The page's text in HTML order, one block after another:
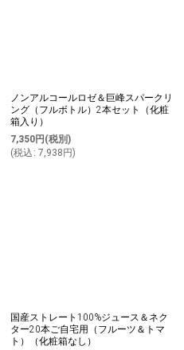
ノンアルコールロゼ＆巨峰スパークリ
ング（フルボトル）2本セット（化粧
箱入り）
7,350円 (税別)
(税込 : 7,938 円)
国産ストレート100%ジュース＆ネク
ター20本ご自宅用（フルーツ＆トマ
ト）（化粧箱なし）